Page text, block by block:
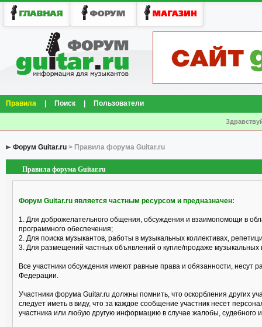
Правила Поиск Пользователи
Форум Guitar.ru > Правила форума Guitar.ru
Правила форума Guitar.ru
Форум Guitar.ru является частным ресурсом и предназначен:
1. Для доброжелательного общения, обсуждения и взаимопомощи в
программного обеспечения;
2. Для поиска музыкантов, работы в музыкальных коллективах,
3. Для размещений частных объявлений о купле/продаже музыкальных
Все участники обсуждения имеют равные права и обязанности, несут
Федерации.
Участники форума Guitar.ru должны помнить, что оскорбления других
следует иметь в виду, что за каждое сообщение участник несет
участника или любую другую информацию в случае жалобы, судебного